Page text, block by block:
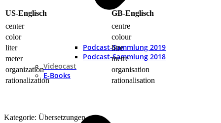
Podcast-Sammlung 2019
Podcast-Sammlung 2018
Videocast
E-Books
US-Englisch
GB-Englisch
center
centre
color
colour
liter
litre
meter
metre
organization
organisation
rationalization
rationalisation
Kategorie: Übersetzungen